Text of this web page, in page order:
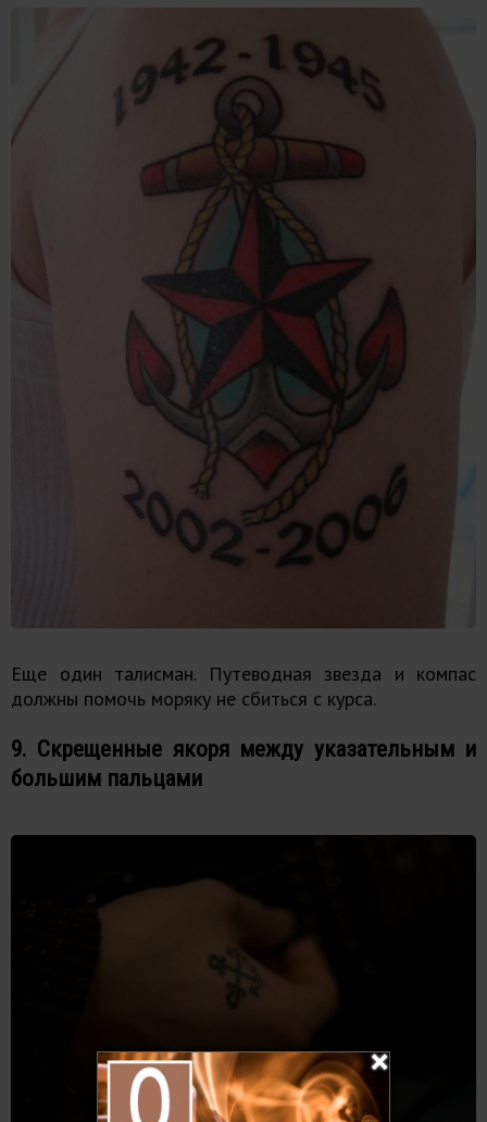
Еще один талисман. Путеводная звезда и компас
должны помочь моряку не сбиться с курса.
9. Скрещенные якоря между указательным и
большим пальцами